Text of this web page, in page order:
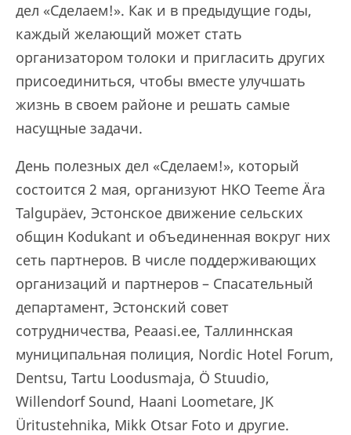
дел «Сделаем!». Как и в предыдущие годы,
каждый желающий может стать
организатором толоки и пригласить других
присоединиться, чтобы вместе улучшать
жизнь в своем районе и решать самые
насущные задачи.
День полезных дел «Сделаем!», который
состоится 2 мая, организуют НКО Teeme Ära
Talgupäev, Эстонское движение сельских
общин Kodukant и объединенная вокруг них
сеть партнеров. В числе поддерживающих
организаций и партнеров – Спасательный
департамент, Эстонский совет
сотрудничества, Peaasi.ee, Таллиннская
муниципальная полиция, Nordic Hotel Forum,
Dentsu, Tartu Loodusmaja, Ö Stuudio,
Willendorf Sound, Haani Loometare, JK
Üritustehnika, Mikk Otsar Foto и другие.